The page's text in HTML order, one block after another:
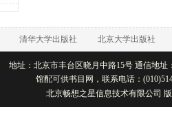
清华大学出版社 北京大学出版社
地址：北京市丰台区晓月中路15号 通信地址
馆配可供书目网，联系电话：
北京畅想之星信息技术有限公司